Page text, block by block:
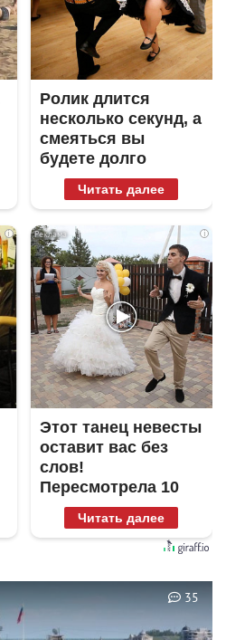
Ролик длится
несколько секунд, а
смеяться вы
будете долго
Читать далее
i i
Этот танец невесты
оставит вас без
слов!
Пересмотрела 10
раз
Читать далее
35